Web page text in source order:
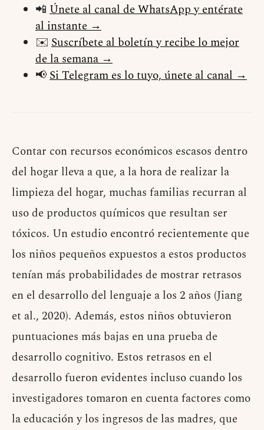
📲 Únete al canal de WhatsApp y entérate
al instante →
✉️ Suscríbete al boletín y recibe lo mejor
de la semana →
📢Si Telegram es lo tuyo, únete al canal →
Contar con recursos económicos escasos dentro
del hogar lleva a que, a la hora de realizar la
limpieza del hogar, muchas familias recurran al
uso de productos químicos que resultan ser
tóxicos. Un estudio encontró recientemente que
los niños pequeños expuestos a estos productos
tenían más probabilidades de mostrar retrasos
en el desarrollo del lenguaje a los 2 años (Jiang
et al., 2020). Además, estos niños obtuvieron
puntuaciones más bajas en una prueba de
desarrollo cognitivo. Estos retrasos en el
desarrollo fueron evidentes incluso cuando los
investigadores tomaron en cuenta factores como
la educación y los ingresos de las madres, que